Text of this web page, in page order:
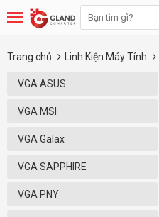
Trang chủ Linh Kiện Máy Tính
VGA ASUS
VGA MSI
VGA Galax
VGA SAPPHIRE
VGA PNY